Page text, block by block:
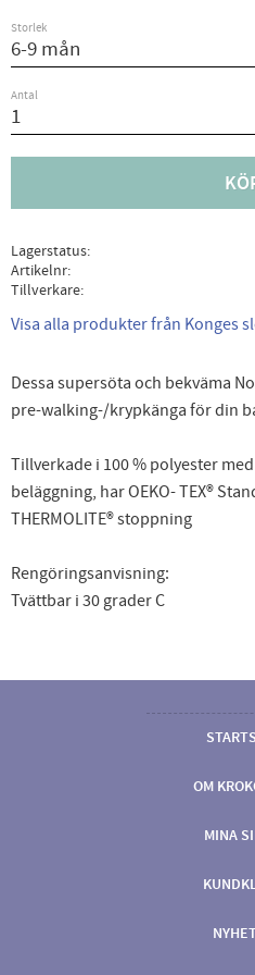
Storlek
Antal
Lagerstatus
Artikelnr
Tillverkare
Visa alla produkter från Konges
Dessa supersöta och bekväma
pre-walking-/krypkänga för din
Tillverkade i 100 % polyester med
beläggning, har OEKO- TEX®
THERMOLITE® stoppning
Rengöringsanvisning:
Tvättbar i 30 grader C
OM
MINA